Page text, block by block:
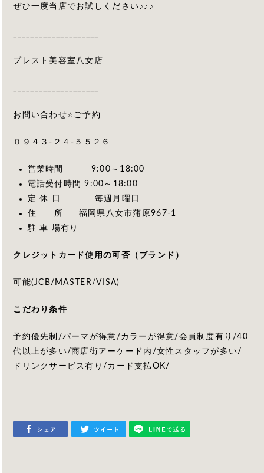
ぜひ一度当店でお試しください♪♪♪
プレスト美容室八女店
お問い合わせ⭐️ご予約
０９４３-２４-５５２６
営業時間 9:00～18:00
電話受付時間 9:00～18:00
定 休 日 毎週月曜日
住 所 福岡県八女市蒲原967-1
駐 車 場有り
クレジットカード使用の可否（ブランド）
可能(JCB/MASTER/VISA)
こだわり条件
予約優先制/パーマが得意/カラーが得意/会員制度有り/40
代以上が多い/商店街アーケード内/女性スタッフが多い/
ドリンクサービス有り/カード支払OK/